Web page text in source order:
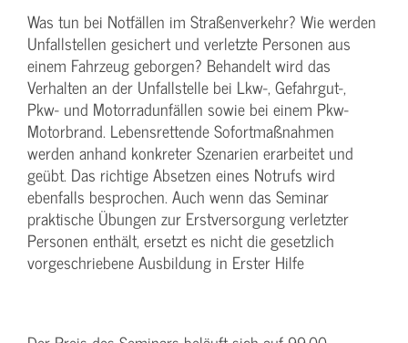
Was tun bei Notfällen im Straßenverkehr? Wie werden
Unfallstellen gesichert und verletzte Personen aus
einem Fahrzeug geborgen? Behandelt wird das
Verhalten an der Unfallstelle bei Lkw-, Gefahrgut-,
Pkw- und Motorradunfällen sowie bei einem Pkw-
Motorbrand. Lebensrettende Sofortmaßnahmen
werden anhand konkreter Szenarien erarbeitet und
geübt. Das richtige Absetzen eines Notrufs wird
ebenfalls besprochen. Auch wenn das Seminar
praktische Übungen zur Erstversorgung verletzter
Personen enthält, ersetzt es nicht die gesetzlich
vorgeschriebene Ausbildung in Erster Hilfe